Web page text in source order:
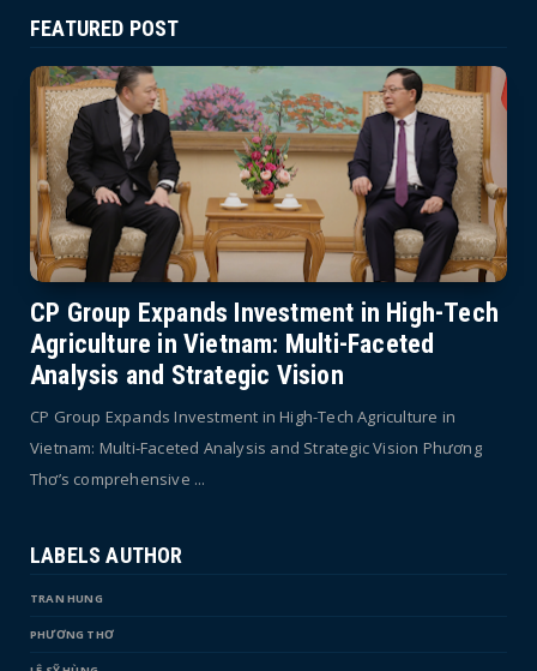
FEATURED POST
CP Group Expands Investment in High-Tech
Agriculture in Vietnam: Multi-Faceted
Analysis and Strategic Vision
CP Group Expands Investment in High-Tech Agriculture in
Vietnam: Multi-Faceted Analysis and Strategic Vision Phương
Thơ’s comprehensive ...
LABELS AUTHOR
TRAN HUNG
PHƯƠNG THƠ